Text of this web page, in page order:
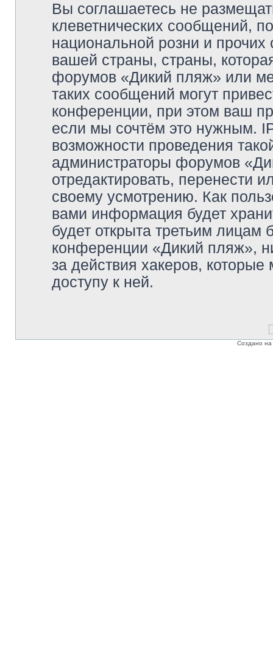
Вы соглашаетесь не
клеветнических сообщений,
национальной розни и
вашей страны, страны,
форумов «Дикий пляж» или
таких сообщений могут
конференции, при этом ваш
если мы сочтём это нужным.
возможности проведения
администраторы форумов
отредактировать, перенести
своему усмотрению. Как
вами информация будет
будет открыта третьим
конференции «Дикий пляж»,
за действия хакеров,
доступу к ней.
Создано